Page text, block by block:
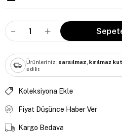
Ürünleriniz; sarsılmaz, kırılmaz
edilir.
Koleksiyona Ekle
Fiyat Düşünce Haber Ver
Kargo Bedava